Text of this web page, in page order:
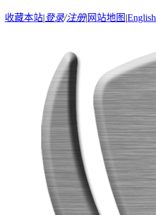
收藏本站|登录/注册| 网站地图 |English